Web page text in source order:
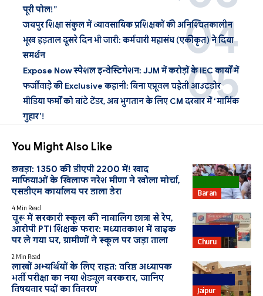
पूरी पोल!”
जयपुर शिक्षा संकुल में व्यावसायिक प्रशिक्षकों की अनिश्चितकालीन
भूख हड़ताल दूसरे दिन भी जारी: कर्मचारी महासंघ (एकीकृत) ने दिया
समर्थन
Expose Now स्पेशल इन्वेस्टिगेशन: JJM में करोड़ों के IEC कार्यों में
फर्जीवाड़े की Exclusive कहानी: बिना एप्रूवल चहेती आउटडोर
मीडिया फर्मों को बांटे टेंडर, अब भुगतान के लिए CM दरबार में ‘मार्मिक
गुहार’!
You Might Also Like
Baran
छबड़ा: 1350 की डीएपी 2200 में! खाद
माफियाओं के खिलाफ नरेश मीणा ने खोला मोर्चा,
एसडीएम कार्यालय पर डाला डेरा
4 Min Read
Churu
चूरू में सरकारी स्कूल की नाबालिग छात्रा से रेप,
आरोपी PTI शिक्षक फरार: मध्यावकाश में बाइक
पर ले गया घर, ग्रामीणों ने स्कूल पर जड़ा ताला
2 Min Read
Jaipur
लाखों अभ्यर्थियों के लिए राहत: वरिष्ठ अध्यापक
भर्ती परीक्षा का नया शेड्यूल बरकरार, जानिए
विषयवार पदों का विवरण